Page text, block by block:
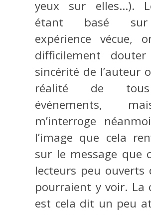
yeux sur elles…).
étant basé
expérience vécue,
difficilement
sincérité de l’auteur
réalité de
événements,
m’interroge
l’image que cela
sur le message que
lecteurs peu ouverts
pourraient y voir. La
est cela dit un peu